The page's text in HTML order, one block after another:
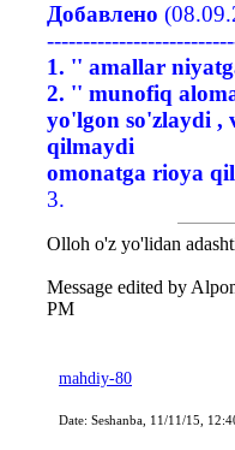
Добавлено
1. '' amallar
2. '' munofiq
yo'lgon so'zlaydi ,
qilmaydi
omonatga rioya
3.
Olloh o'z yo'lidan
Message edited by
PM
mahdiy-80
Date: Seshanba, 11/11/15,